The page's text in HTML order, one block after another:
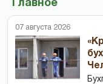
Главное
07 августа 2026